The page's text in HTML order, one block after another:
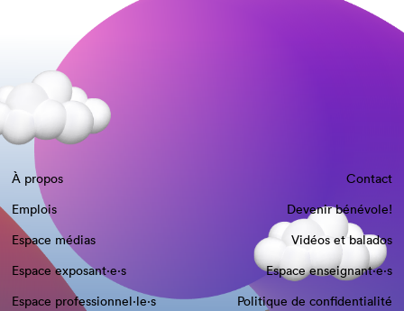
À propos
Contact
Emplois
Devenir bénévole!
Espace médias
Vidéos et balados
Espace exposant·e⋅s
Espace enseignant·e⋅s
Espace professionnel·le⋅s
Politique de confidentialité